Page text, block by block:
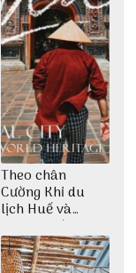
Theo chân
Cường Khỉ du
lịch Huế và
check-in đúng
những góc chụp
đẹp